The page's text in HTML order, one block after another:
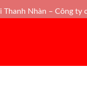
Thanh Nhàn – Công